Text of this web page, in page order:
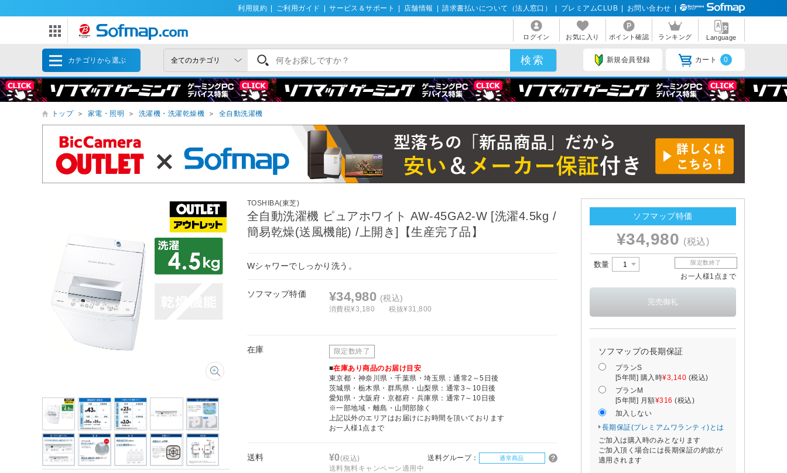
利用規約 ご利用ガイド サービス＆サポート 店舗情報 請求書払いについて（法人窓口） プレミアムCLUB お問い合わせ
ログイン お気に入り ポイント確認 ランキング Language
カテゴリから選ぶ 新規会員登録 カート 0
トップ ＞ 家電・照明 ＞ 洗濯機・洗濯乾燥機 ＞ 全自動洗濯機
TOSHIBA(東芝)
全自動洗濯機 ピュアホワイト AW-45GA2-W [洗濯4.5kg /
簡易乾燥(送風機能) /上開き]【生産完了品】
Wシャワーでしっかり洗う。
ソフマップ特価 ¥34,980 (税込)
消費税¥3,180 税抜¥31,800
在庫 限定数終了
■在庫あり商品のお届け目安
東京都・神奈川県・千葉県・埼玉県：通常2～5日後
茨城県・栃木県・群馬県・山梨県：通常3～10日後
愛知県・大阪府・京都府・兵庫県：通常7～10日後
※一部地域・離島・山間部除く
上記以外のエリアはお届けにお時間を頂いております
お一人様1点まで
送料 ¥0(税込) 送料グループ： 通常商品
送料無料キャンペーン適用中
ソフマップ特価
¥34,980 (税込)
数量 限定数終了
お一人様1点まで
ソフマップの長期保証
プランS
[5年間] 購入時¥3,140 (税込)
プランM
[5年間] 月額¥316 (税込)
加入しない
長期保証(プレミアムワランティ)とは
ご加入は購入時のみとなります
ご加入頂く場合には長期保証の約款が
適用されます